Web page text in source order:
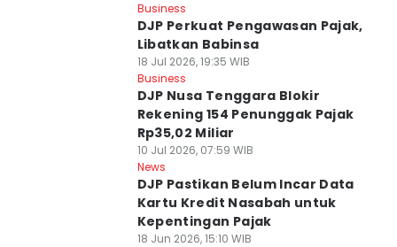
Business
DJP Perkuat Pengawasan Pajak,
Libatkan Babinsa
18 Jul 2026, 19:35 WIB
Business
DJP Nusa Tenggara Blokir
Rekening 154 Penunggak Pajak
Rp35,02 Miliar
10 Jul 2026, 07:59 WIB
News
DJP Pastikan Belum Incar Data
Kartu Kredit Nasabah untuk
Kepentingan Pajak
18 Jun 2026, 15:10 WIB